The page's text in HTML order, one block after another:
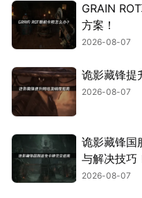
GRAIN
方案！
2026-08-07
诡影藏锋提
2026-08-07
诡影藏锋国
与解决技巧
2026-08-07